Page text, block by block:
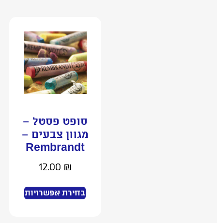
סופט פסטל –
מגוון צבעים –
Rembrandt
12.00₪
בחירת אפשרויות